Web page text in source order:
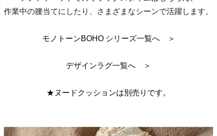
作業中の腰当てにしたり、さまざまなシーンで活躍します。
モノトーンBOHO シリーズ一覧へ ＞
デザインラグ一覧へ ＞
★ヌードクッションは別売りです。